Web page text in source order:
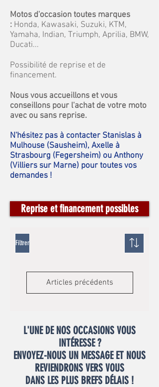
Motos d'occasion toutes marques
: Honda, Kawasaki, Suzuki, KTM,
Yamaha, Indian, Triumph, Aprilia, BMW,
Ducati...
Possibilité de reprise et de
financement.
Nous vous accueillons et vous
conseillons pour l'achat de votre moto
avec ou sans reprise.
N'hésitez pas à contacter Stanislas à
Mulhouse (Sausheim), Axelle à
Strasbourg (Fegersheim) ou Anthony
(Villiers sur Marne) pour toutes vos
demandes !
Reprise et financement possibles
Filtrer
Articles précédents
L'UNE DE NOS OCCASIONS VOUS
INTÉRESSE ?
ENVOYEZ-NOUS UN MESSAGE ET NOUS
REVIENDRONS VERS VOUS
DANS LES PLUS BREFS DÉLAIS !